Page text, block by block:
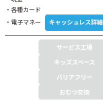
・各種カード
・電子マネー
キャッシュレス詳細
サービス工場
キッズスペース
バリアフリー
おむつ交換